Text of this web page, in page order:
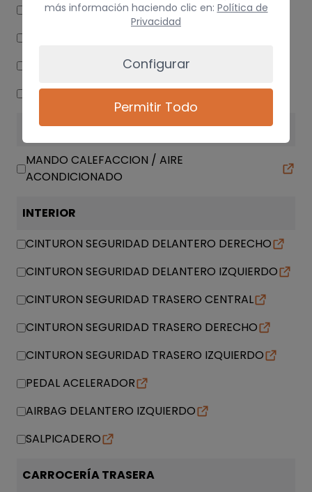
TRANSMISION DELANTERA DERECHA
CREMALLERA DIRECCION
MANGUETA DELANTERA DERECHA
CLIMATIZACIÓN
MANDO CALEFACCION / AIRE
ACONDICIONADO
INTERIOR
CINTURON SEGURIDAD DELANTERO DERECHO
CINTURON SEGURIDAD DELANTERO IZQUIERDO
CINTURON SEGURIDAD TRASERO CENTRAL
CINTURON SEGURIDAD TRASERO DERECHO
CINTURON SEGURIDAD TRASERO IZQUIERDO
PEDAL ACELERADOR
AIRBAG DELANTERO IZQUIERDO
SALPICADERO
CARROCERÍA TRASERA
más información haciendo clic en: Política de
Privacidad
Configurar
Permitir Todo